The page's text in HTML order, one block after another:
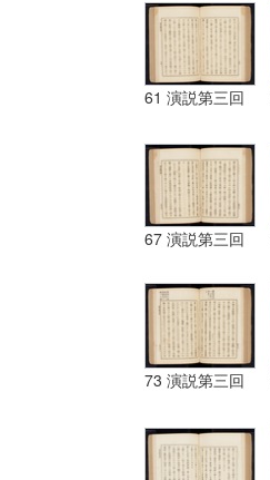
61 演説第三回
67 演説第三回
73 演説第三回